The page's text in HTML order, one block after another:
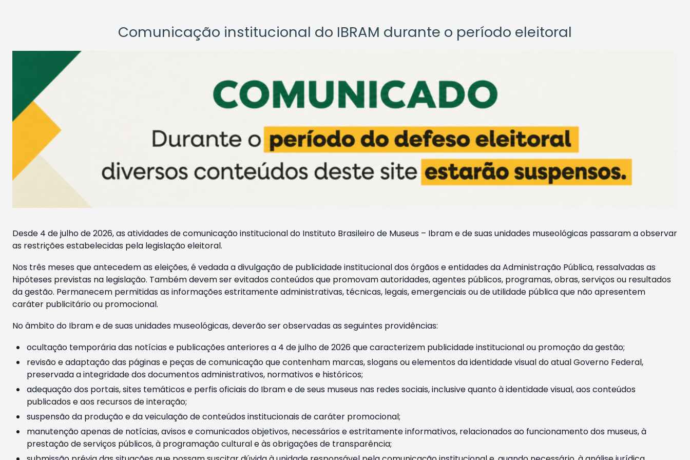
Comunicação institucional do IBRAM durante o período eleitoral
Desde 4 de julho de 2026, as atividades de comunicação institucional do Instituto Brasileiro de Museus – Ibram e de suas unidades museológicas passaram a observar
as restrições estabelecidas pela legislação eleitoral.
Nos três meses que antecedem as eleições, é vedada a divulgação de publicidade institucional dos órgãos e entidades da Administração Pública, ressalvadas as
hipóteses previstas na legislação. Também devem ser evitados conteúdos que promovam autoridades, agentes públicos, programas, obras, serviços ou resultados
da gestão. Permanecem permitidas as informações estritamente administrativas, técnicas, legais, emergenciais ou de utilidade pública que não apresentem
caráter publicitário ou promocional.
No âmbito do Ibram e de suas unidades museológicas, deverão ser observadas as seguintes providências:
ocultação temporária das notícias e publicações anteriores a 4 de julho de 2026 que caracterizem publicidade institucional ou promoção da gestão;
revisão e adaptação das páginas e peças de comunicação que contenham marcas, slogans ou elementos da identidade visual do atual Governo Federal,
preservada a integridade dos documentos administrativos, normativos e históricos;
adequação dos portais, sites temáticos e perfis oficiais do Ibram e de seus museus nas redes sociais, inclusive quanto à identidade visual, aos conteúdos
publicados e aos recursos de interação;
suspensão da produção e da veiculação de conteúdos institucionais de caráter promocional;
manutenção apenas de notícias, avisos e comunicados objetivos, necessários e estritamente informativos, relacionados ao funcionamento dos museus, à
prestação de serviços públicos, à programação cultural e às obrigações de transparência;